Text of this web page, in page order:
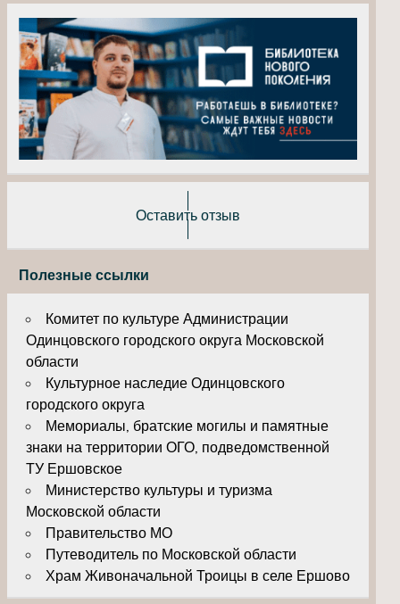
Оставить отзыв
Полезные ссылки
Комитет по культуре Администрации
Одинцовского городского округа Московской
области
Культурное наследие Одинцовского
городского округа
Мемориалы, братские могилы и памятные
знаки на территории ОГО, подведомственной
ТУ Ершовское
Министерство культуры и туризма
Московской области
Правительство МО
Путеводитель по Московской области
Храм Живоначальной Троицы в селе Ершово